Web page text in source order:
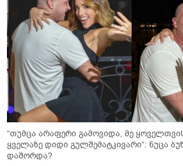
“თუმცა არაფერი გამოვიდა, მე ყოველთვის
ყველაზე დიდი გულშემატკივარი“: ნუცა
დაშორდა?